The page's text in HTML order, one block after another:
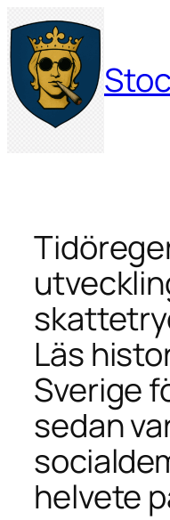
Hoppa
till
innehåll
Läs
Sverige
sedan
helvete